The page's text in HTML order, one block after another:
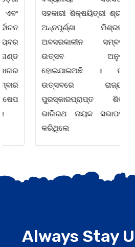
ସହକାରୀ ଶିକ୍ଷୟିତ୍ରୀ ଶ୍ରୀମତୀ
ଅନ୍ନପୂର୍ଣ୍ଣା ମିଶ୍ରଙ୍କର
ଅବସରକାଳୀନ ସମ୍ବର୍ଦ୍ଧନା
ଉତ୍ସବ ଅନୁଷ୍ଠିତ
ହୋଇଯାଇଅଛି । ଉକ୍ତ
ଉତ୍ସବରେ ରାଜ୍ୟପାଳ
ପୁରସ୍କାରପ୍ରାପ୍ତ ଶିକ୍ଷକ
ଭାଗିରଥ ନାୟକ ସଭାପତିତ୍ଵ
କରିଥିଲେ
Always Stay